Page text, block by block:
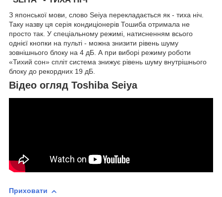
З японської мови, слово Seiya перекладається як - тиха ніч.
Таку назву ця серія кондиціонерів Тошиба отримала не
просто так. У спеціальному режимі, натисненням всього
однієї кнопки на пульті - можна знизити рівень шуму
зовнішнього блоку на 4 дБ. А при виборі режиму роботи
«Тихий сон» спліт система знижує рівень шуму внутрішнього
блоку до рекордних 19 дБ.
Відео огляд Toshiba Seiya
Приховати